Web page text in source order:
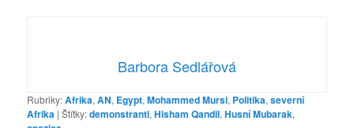
Barbora Sedlářová
Rubriky:Afrika,AN, Egypt,Mohammed Mursi, Politika,severní
Afrika |Štítky:demonstranti,Hisham Qandil,Husní Mubarak,